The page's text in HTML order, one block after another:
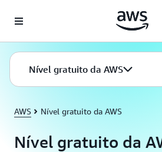
Pular para o conteúdo principal
Nível gratuito da AWS
AWS Nível gratuito da AWS
Nível gratuito da